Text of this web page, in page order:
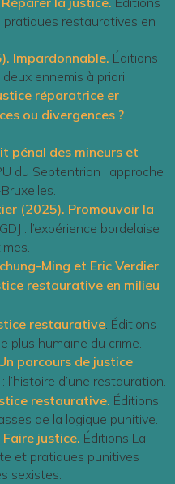
restauratives en
Impardonnable. Éditions
ennemis à priori.
réparatrice er
ou divergences ?
pénal des mineurs et
du Septentrion : approche
(2025). Promouvoir la
: l’expérience bordelaise
Ming et Eric Verdier
restaurative en milieu
restaurative. Éditions
plus humaine du crime.
parcours de justice
l’histoire d’une restauration.
restaurative. Éditions
de la logique punitive.
Faire justice. Éditions La
et pratiques punitives
sexistes.